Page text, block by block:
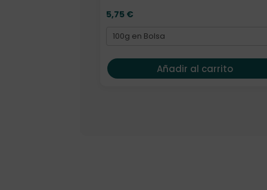
5,75 €
Añadir al carrito